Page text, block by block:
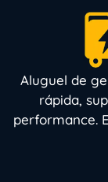
Aluguel de
rápida,
performance.